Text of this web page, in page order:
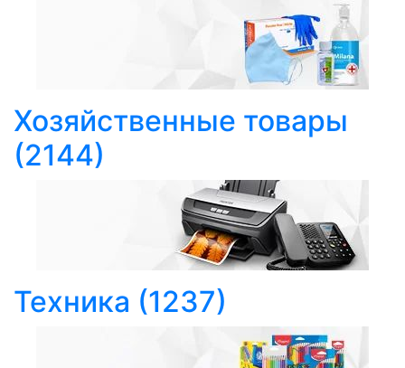
Хозяйственные товары
(2144)
Техника (1237)